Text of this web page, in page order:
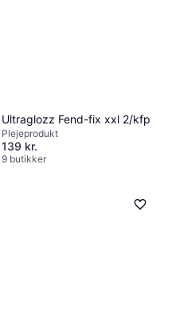
Ultraglozz Fend-fix xxl 2/kfp
Plejeprodukt
139 kr.
9 butikker